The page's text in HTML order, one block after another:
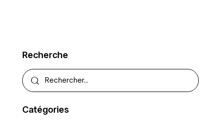
Recherche
Catégories